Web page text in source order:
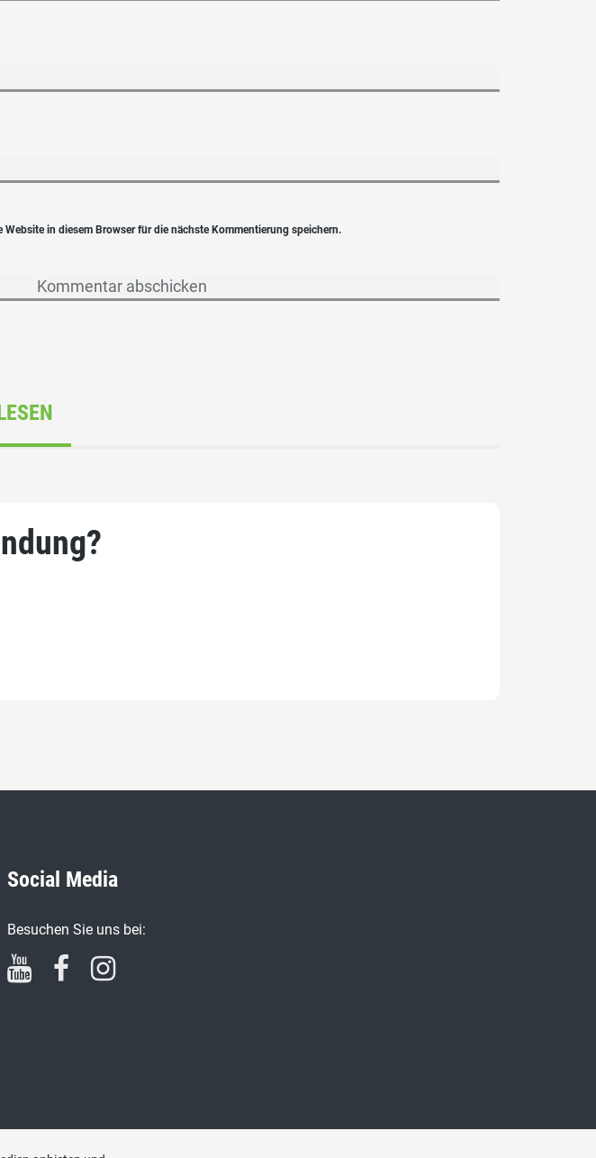
in diesem Browser für die nächste Kommentierung speichern.
Social Media
Besuchen Sie uns bei: